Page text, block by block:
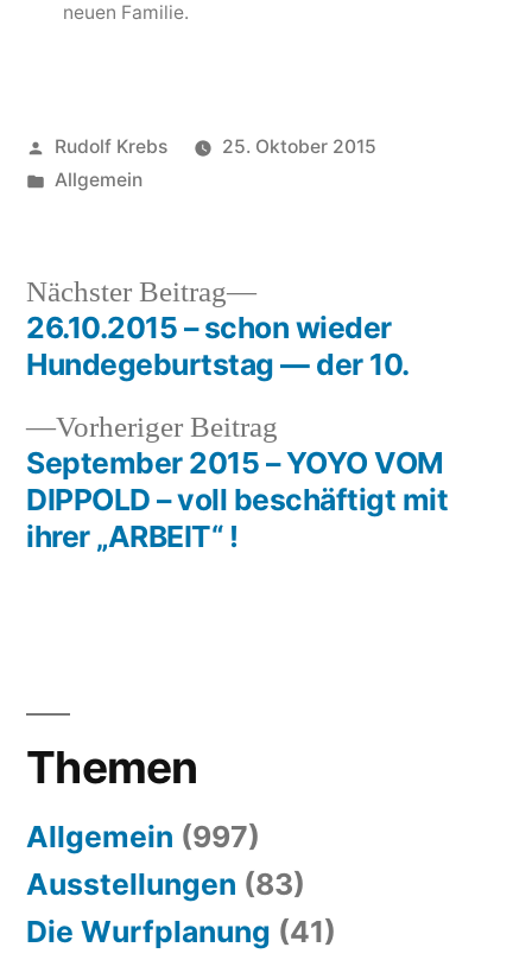
neuen Familie.
Veröffentlicht
von
Rudolf Krebs
25. Oktober 2015
Veröffentlicht
Allgemein
Beitragsnavigation
Vorheriger Beitrag
Beitrag:
September 2015 – YOYO VOM
DIPPOLD – voll beschäftigt mit
ihrer „ARBEIT“ !
Nächster Beitrag
Nächster
Beitrag:
26.10.2015 – schon wieder
Hundegeburtstag — der 10.
Themen
Allgemein (997)
Ausstellungen (83)
Die Wurfplanung (41)